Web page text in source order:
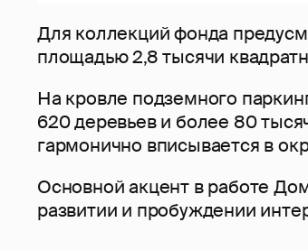
Для коллекций фонда
площадью 2,8 тысячи
На кровле подземного
620 деревьев и более 80
гармонично вписывается в
Основной акцент в работе
развитии и пробуждении